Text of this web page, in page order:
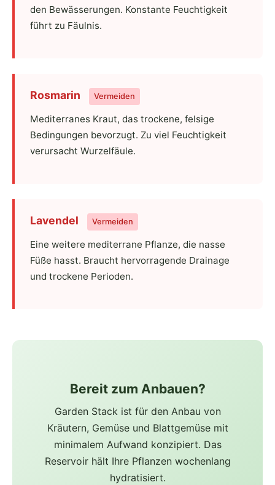
den Bewässerungen. Konstante Feuchtigkeit
führt zu Fäulnis.
Rosmarin Vermeiden
Mediterranes Kraut, das trockene, felsige
Bedingungen bevorzugt. Zu viel Feuchtigkeit
verursacht Wurzelfäule.
Lavendel Vermeiden
Eine weitere mediterrane Pflanze, die nasse
Füße hasst. Braucht hervorragende Drainage
und trockene Perioden.
Bereit zum Anbauen?
Garden Stack ist für den Anbau von
Kräutern, Gemüse und Blattgemüse mit
minimalem Aufwand konzipiert. Das
Reservoir hält Ihre Pflanzen wochenlang
hydratisiert.